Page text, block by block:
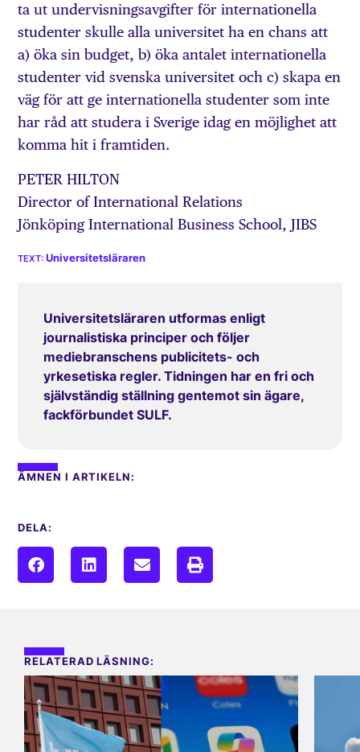
ta ut undervisningsavgifter för internationella
studenter skulle alla universitet ha en chans att
a) öka sin budget, b) öka antalet internationella
studenter vid svenska universitet och c) skapa en
väg för att ge internationella studenter som inte
har råd att studera i Sverige idag en möjlighet att
komma hit i framtiden.
PETER HILTON
Director of International Relations
Jönköping International Business School, JIBS
Universitetsläraren
Universitetsläraren utformas enligt
journalistiska principer och följer
mediebranschens publicitets- och
yrkesetiska regler. Tidningen har en fri och
självständig ställning gentemot sin ägare,
fackförbundet SULF.
ÄMNEN I ARTIKELN:
DELA:
RELATERAD LÄSNING: